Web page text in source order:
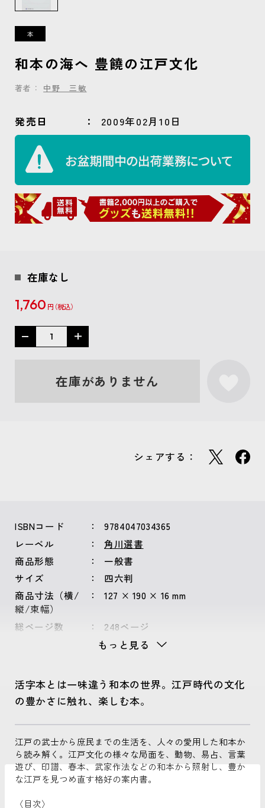
和本の海へ 豊饒の江戸文化
著者： 中野 三敏
発売日 2009年02月10日
在庫なし
1,760 円
在庫がありません
シェアする：
ISBNコード
9784047034365
レーベル
角川選書
商品形態
一般書
サイズ
四六判
商品寸法（横/
縦/束幅）
127 × 190 × 16 mm
総ページ数 248ページ
もっと見る
活字本とは一味違う和本の世界。江戸時代の文化
の豊かさに触れ、楽しむ本。
江戸の武士から庶民までの生活を、人々の愛用した和本か
ら読み解く。江戸文化の様々な局面を、動物、易占、言葉
遊び、印譜、春本、武家作法などの和本から照射し、豊か
な江戸を見つめ直す格好の案内書。
〈目次〉